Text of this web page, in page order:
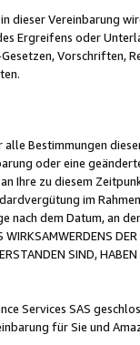
dieser Vereinbarung
Ergreifens oder
Vorschriften,
Bestimmungen
oder eine
Ihre zu diesem
im
dem Datum, an
SIND,
Services SAS
für Sie und